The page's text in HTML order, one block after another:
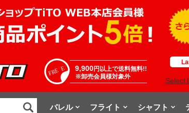
9,900円以上で送料無料!!
※卸売会員様対象外
Select
バレル フライト シャフト